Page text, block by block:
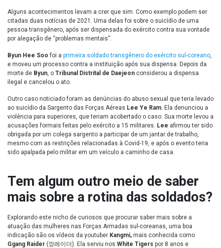
Alguns acontecimentos levam a crer que sim. Como exemplo podem ser
citadas duas notícias de 2021. Uma delas foi sobre o suicídio de uma
pessoa transgênero, após ser dispensada do exército contra sua vontade
por alegação de “problemas mentais”.
Byun Hee Soo foi a primeira soldado transgênero do exército sul-coreano
e moveu um processo contra a instituição após sua dispensa. Depois da
morte de Byun , o Tribunal Distrital de Daejeon considerou a dispensa
ilegal e cancelou o ato.
Outro caso noticiado foram as denúncias do abuso sexual que teria levado
ao suicídio da Sargento das Forças Aéreas Lee Ye Ram . Ela denunciou a
violência para superiores, que teriam acobertado o caso. Sua morte levou a
acusações formais feitas pelo exército a 15 militares. Lee afirmou ter sido
obrigada por um colega sargento a participar de um jantar de trabalho,
mesmo com as restrições relacionadas à Covid-19, e após o evento teria
sido apalpada pelo militar em um veículo a caminho de casa.
Tem algum outro meio de saber
mais sobre a rotina das soldados?
Explorando este nicho de curiosos que procurar saber mais sobre a
atuação das mulheres nas Forças Armadas sul-coreanas, uma boa
indicação são os vídeos da youtuber Kangmi, mais conhecida como
Ggang Raider (깡레이더). Ela serviu nos White Tigers por 8 anos e